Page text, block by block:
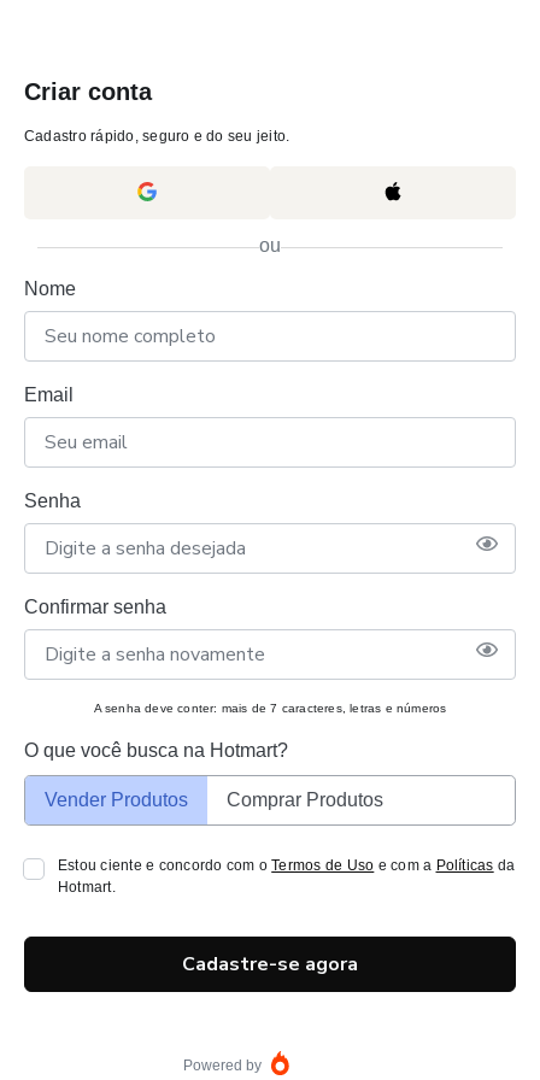
Criar conta
Cadastro rápido, seguro e do seu jeito.
ou
Nome
Email
Senha
Confirmar senha
A senha deve conter: mais de 7 caracteres, letras e números
O que você busca na Hotmart?
Vender Produtos Comprar Produtos
Estou ciente e concordo com oTermos de Uso e com a Políticas da
Hotmart.
Cadastre-se agora
Powered by